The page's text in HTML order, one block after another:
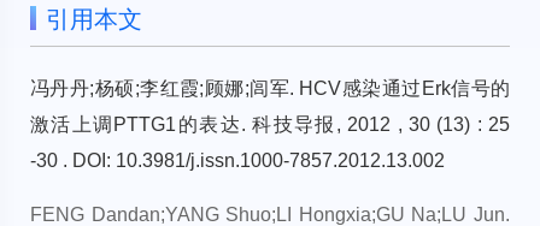
引用本文
冯丹丹;杨硕;李红霞;顾娜;闾军. HCV感染通过Erk信号的
激活上调PTTG1的表达. 科技导报, 2012 , 30 (13) : 25
-30 . DOI: 10.3981/j.issn.1000-7857.2012.13.002
FENG Dandan;YANG Shuo;LI Hongxia;GU Na;LU Jun.